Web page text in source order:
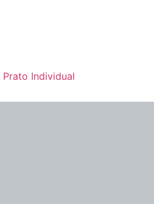
Individual